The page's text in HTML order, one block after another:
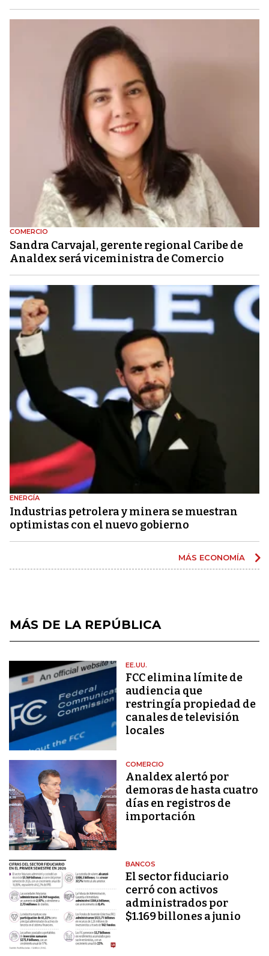
COMERCIO
Sandra Carvajal, gerente regional Caribe de
Analdex será viceministra de Comercio
ENERGÍA
Industrias petrolera y minera se muestran
optimistas con el nuevo gobierno
MÁS ECONOMÍA
MÁS DE LA REPÚBLICA
EE.UU.
FCC elimina límite de
audiencia que
restringía propiedad de
canales de televisión
locales
COMERCIO
Analdex alertó por
demoras de hasta cuatro
días en registros de
importación
BANCOS
El sector fiduciario
cerró con activos
administrados por
$1.169 billones a junio